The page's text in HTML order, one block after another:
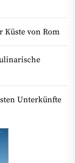
Küste von Rom
Unterkünfte